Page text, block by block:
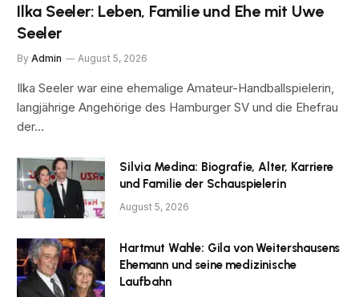
Ilka Seeler: Leben, Familie und Ehe mit Uwe
Seeler
By Admin August 5, 2026
Ilka Seeler war eine ehemalige Amateur-Handballspielerin,
langjährige Angehörige des Hamburger SV und die Ehefrau
der…
Silvia Medina: Biografie, Alter, Karriere
und Familie der Schauspielerin
August 5, 2026
Hartmut Wahle: Gila von Weitershausens
Ehemann und seine medizinische
Laufbahn